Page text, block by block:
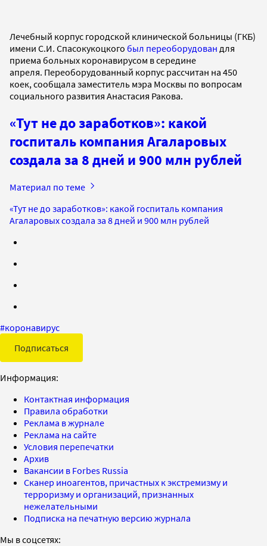
Лечебный корпус городской клинической больницы (ГКБ)
имени С.И. Спасокукоцкого был переоборудован для
приема больных коронавирусом в середине
апреля. Переоборудованный корпус рассчитан на 450
коек, сообщала заместитель мэра Москвы по вопросам
социального развития Анастасия Ракова.
«Тут не до заработков»: какой
госпиталь компания Агаларовых
создала за 8 дней и 900 млн рублей
Материал по теме
«Тут не до заработков»: какой госпиталь компания
Агаларовых создала за 8 дней и 900 млн рублей
#коронавирус
Подписаться
Информация:
Контактная информация
Правила обработки
Реклама в журнале
Реклама на сайте
Условия перепечатки
Архив
Вакансии в Forbes Russia
Сканер иноагентов, причастных к экстремизму и
терроризму и организаций, признанных
нежелательными
Подписка на печатную версию журнала
Мы в соцсетях: